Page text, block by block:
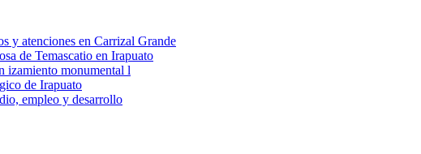
y atenciones en Carrizal Grande
de Temascatio en Irapuato
izamiento monumental l
de Irapuato
empleo y desarrollo